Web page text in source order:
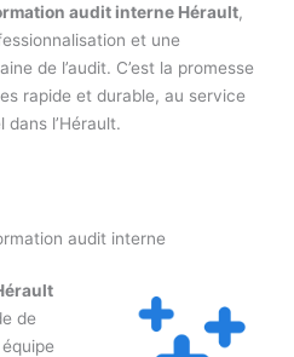
audit interne Hérault,
et une
de l’audit. C’est la promesse
rapide et durable, au service
l’Hérault.
audit interne
de